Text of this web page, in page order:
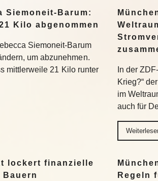
Siemoneit-Barum:
Kilo abgenommen
Siemoneit-Barum
um abzunehmen.
mittlerweile 21 Kilo runter
In der
Krieg?“
im
auch für
lockert finanzielle
Regeln